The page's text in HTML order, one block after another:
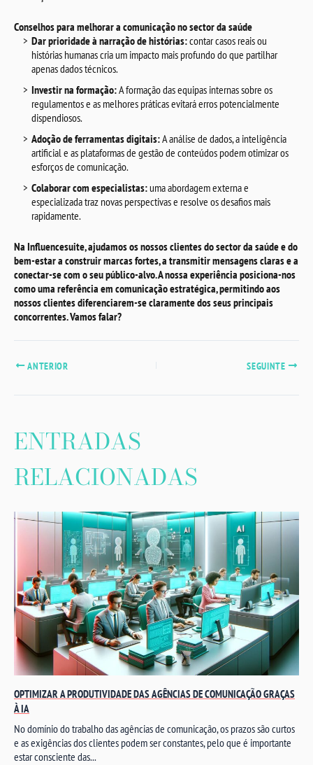
Conselhos para melhorar a comunicação no sector da saúde
Dar prioridade à narração de histórias:contar casos reais ou
histórias humanas cria um impacto mais profundo do que partilhar
apenas dados técnicos.
Investir na formação:A formação das equipas internas sobre os
regulamentos e as melhores práticas evitará erros potencialmente
dispendiosos.
Adoção de ferramentas digitais:A análise de dados, a inteligência
artificial e as plataformas de gestão de conteúdos podem otimizar os
esforços de comunicação.
Colaborar com especialistas:uma abordagem externa e
especializada traz novas perspectivas e resolve os desafios mais
rapidamente.
Na Influencesuite, ajudamos os nossos clientes do sector da saúde e do
bem-estar a construir marcas fortes, a transmitir mensagens claras e a
conectar-se com o seu público-alvo. A nossa experiência posiciona-nos
como uma referência em comunicação estratégica, permitindo aos
nossos clientes diferenciarem-se claramente dos seus principais
concorrentes. Vamos falar?
ANTERIOR SEGUINTE
ENTRADAS
RELACIONADAS
OPTIMIZAR A PRODUTIVIDADE DAS AGÊNCIAS DE COMUNICAÇÃO GRAÇAS
À IA
No domínio do trabalho das agências de comunicação, os prazos são curtos
e as exigências dos clientes podem ser constantes, pelo que é importante
estar consciente das...